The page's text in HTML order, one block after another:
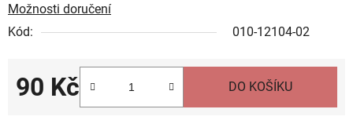
Možnosti doručení
Kód:
010-12104-02
90 Kč
Měrná cena:
DO KOŠÍKU